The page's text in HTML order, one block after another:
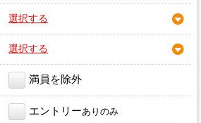
選択する
選択する
満員を除外
エントリーありのみ